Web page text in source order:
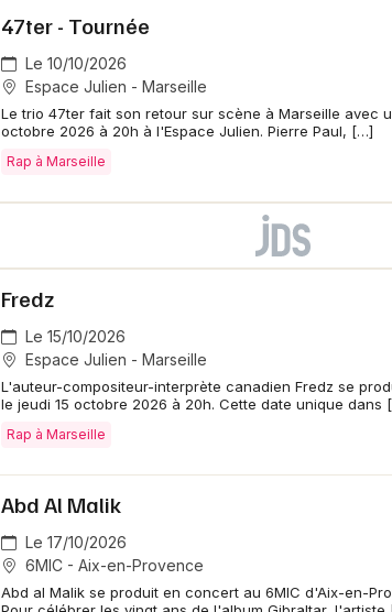
47ter - Tournée
Le 10/10/2026
Espace Julien - Marseille
Le trio 47ter fait son retour sur scène à Marseille avec
octobre 2026 à 20h à l'Espace Julien. Pierre Paul, […]
Rap à Marseille
Fredz
Le 15/10/2026
Espace Julien - Marseille
L'auteur-compositeur-interprète canadien Fredz se
le jeudi 15 octobre 2026 à 20h. Cette date unique dans
Rap à Marseille
Abd Al Malik
Le 17/10/2026
6MIC - Aix-en-Provence
Abd al Malik se produit en concert au 6MIC d'Aix-en-